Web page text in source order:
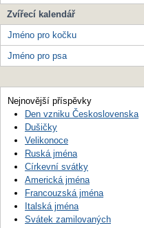
Zvířecí kalendář
Jméno pro kočku
Jméno pro psa
Nejnovější příspěvky
Den vzniku Československa
Dušičky
Velikonoce
Ruská jména
Církevní svátky
Americká jména
Francouzská jména
Italská jména
Svátek zamilovaných